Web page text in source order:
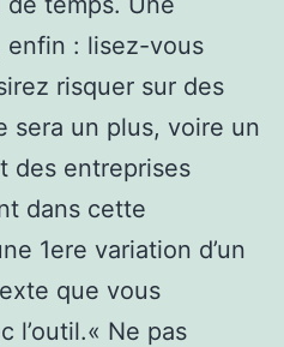
enfin : lisez-vous
risquer sur des
sera un plus, voire un
des entreprises
dans cette
1ere variation d’un
que vous
l’outil.« Ne pas